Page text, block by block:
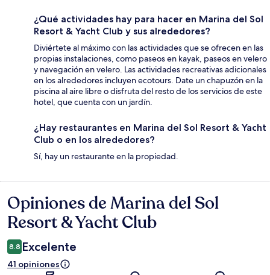
¿Qué actividades hay para hacer en Marina del Sol
Resort & Yacht Club y sus alrededores?
Diviértete al máximo con las actividades que se ofrecen en las
propias instalaciones, como paseos en kayak, paseos en velero
y navegación en velero. Las actividades recreativas adicionales
en los alrededores incluyen ecotours. Date un chapuzón en la
piscina al aire libre o disfruta del resto de los servicios de este
hotel, que cuenta con un jardín.
¿Hay restaurantes en Marina del Sol Resort & Yacht
Club o en los alrededores?
Sí, hay un restaurante en la propiedad.
Opiniones
Opiniones de Marina del Sol
Resort & Yacht Club
8.8 Excelente
41 opiniones